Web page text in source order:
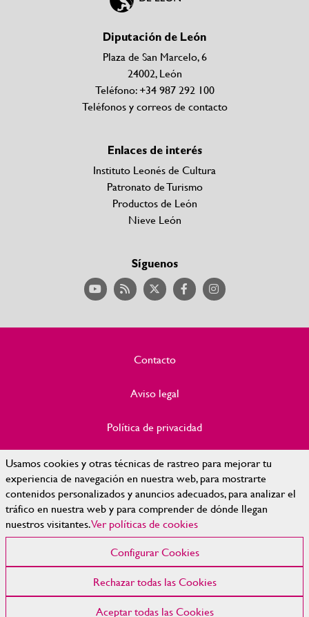
Usamos cookies y otras técnicas de rastreo para mejorar tu
experiencia de navegación en nuestra web, para mostrarte
contenidos personalizados y anuncios adecuados, para analizar el
tráfico en nuestra web y para comprender de dónde llegan
nuestros visitantes.Ver políticas de cookies
Configurar Cookies
Rechazar todas las Cookies
Aceptar todas las Cookies
Diputación de León
Plaza de San Marcelo, 6
24002, León
Teléfono: +34 987 292 100
Teléfonos y correos de contacto
Enlaces de interés
Instituto Leonés de Cultura
Patronato de Turismo
Productos de León
Nieve León
Síguenos
© 2023 | Diputación de León
Contacto
Aviso legal
Política de privacidad
Política de Cookies
Accesibilidad
Mapa Web
Configurar cookies